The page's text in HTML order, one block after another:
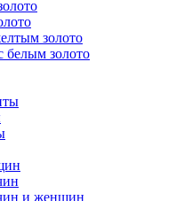
золото
белым золото
и женщин